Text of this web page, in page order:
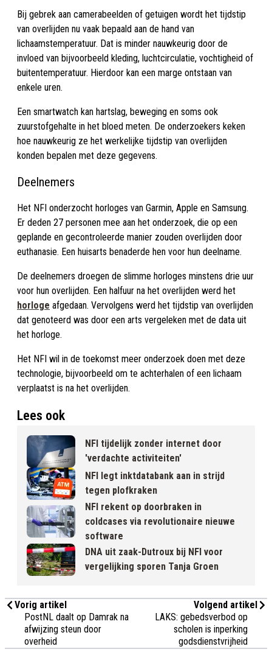
Bij gebrek aan camerabeelden of getuigen wordt het tijdstip
van overlijden nu vaak bepaald aan de hand van
lichaamstemperatuur. Dat is minder nauwkeurig door de
invloed van bijvoorbeeld kleding, luchtcirculatie, vochtigheid of
buitentemperatuur. Hierdoor kan een marge ontstaan van
enkele uren.
Een smartwatch kan hartslag, beweging en soms ook
zuurstofgehalte in het bloed meten. De onderzoekers keken
hoe nauwkeurig ze het werkelijke tijdstip van overlijden
konden bepalen met deze gegevens.
Deelnemers
Het NFI onderzocht horloges van Garmin, Apple en Samsung.
Er deden 27 personen mee aan het onderzoek, die op een
geplande en gecontroleerde manier zouden overlijden door
euthanasie. Een huisarts benaderde hen voor hun deelname.
De deelnemers droegen de slimme horloges minstens drie uur
voor hun overlijden. Een halfuur na het overlijden werd het
horloge afgedaan. Vervolgens werd het tijdstip van overlijden
dat genoteerd was door een arts vergeleken met de data uit
het horloge.
Het NFI wil in de toekomst meer onderzoek doen met deze
technologie, bijvoorbeeld om te achterhalen of een lichaam
verplaatst is na het overlijden.
Lees ook
NFI tijdelijk zonder internet door
'verdachte activiteiten'
NFI legt inktdatabank aan in strijd
tegen plofkraken
NFI rekent op doorbraken in
coldcases via revolutionaire nieuwe
software
DNA uit zaak-Dutroux bij NFI voor
vergelijking sporen Tanja Groen
Vorig artikel
PostNL daalt op Damrak na
afwijzing steun door
overheid
Volgend artikel
LAKS: gebedsverbod op
scholen is inperking
godsdienstvrijheid